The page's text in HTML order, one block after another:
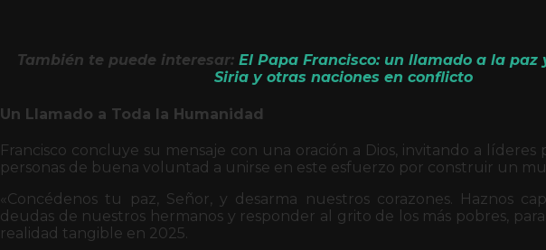
También te puede interesar: El Papa Francisco: un llamado a la
Siria y otras naciones en conflicto
Un Llamado a Toda la Humanidad
Francisco concluye su mensaje con una oración a Dios, invitando a líderes
personas de buena voluntad a unirse en este esfuerzo por construir un
«Concédenos tu paz, Señor, y desarma nuestros corazones. Haznos
deudas de nuestros hermanos y responder al grito de los más pobres,
realidad tangible en 2025.